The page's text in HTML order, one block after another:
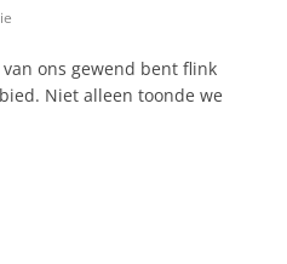
ons gewend bent flink
Niet alleen toonde we